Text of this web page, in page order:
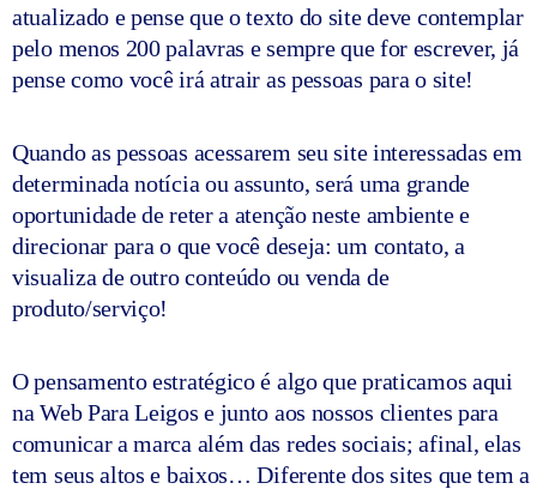
atualizado e pense que o texto do site deve contemplar
pelo menos 200 palavras e sempre que for escrever, já
pense como você irá atrair as pessoas para o site!
Quando as pessoas acessarem seu site interessadas em
determinada notícia ou assunto, será uma grande
oportunidade de reter a atenção neste ambiente e
direcionar para o que você deseja: um contato, a
visualiza de outro conteúdo ou venda de
produto/serviço!
O pensamento estratégico é algo que praticamos aqui
na Web Para Leigos e junto aos nossos clientes para
comunicar a marca além das redes sociais; afinal, elas
tem seus altos e baixos… Diferente dos sites que tem a